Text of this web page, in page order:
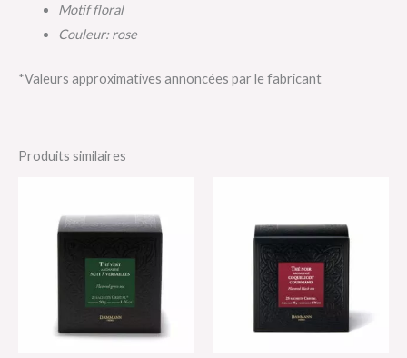
Motif floral
Couleur: rose
*Valeurs approximatives annoncées par le fabricant
Produits similaires